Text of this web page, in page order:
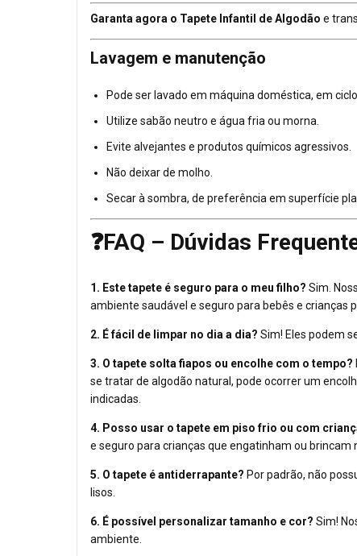
Garanta agora o Tapete Infantil de Algodão e
Lavagem e manutenção
Pode ser lavado em máquina doméstica, em
Utilize sabão neutro e água fria ou morna.
Evite alvejantes e produtos químicos agressivos.
Não deixar de molho.
Secar à sombra, de preferência em superfície
❓FAQ – Dúvidas
1. Este tapete é seguro para o meu filho? Sim.
ambiente saudável e seguro para bebês e crianças
2. É fácil de limpar no dia a dia? Sim! Eles podem
3. O tapete solta fiapos ou encolhe com o tempo?
se tratar de algodão natural, pode ocorrer um
indicadas.
4. Posso usar o tapete em piso frio ou com
e seguro para crianças que engatinham ou brincam
5. O tapete é antiderrapante? Por padrão, não
lisos.
6. É possível personalizar tamanho e cor? Sim!
ambiente.